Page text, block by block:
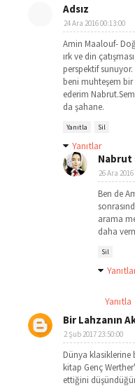
Adsız
24 Ara 2016 00:13:00
Amin Maalouf-
ırk ve din
perspektif
beni muhteşem bir
ederim
da şahane.
Yanıtla Sil
Yanıtlar
Nabrut
26 Ara
Ben de
arama
daha
Sil
Yanıtla
Bir Lahzanın
2 Şub 2017 23:50:00
Dünya klasiklerine
kitap Genç
ettiğini